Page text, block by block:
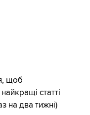
щоб
статті
на два тижні)